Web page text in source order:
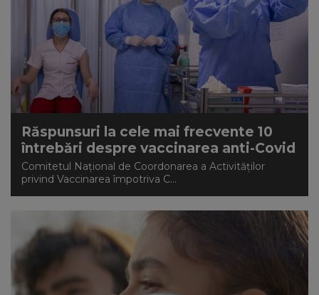
Răspunsuri la cele mai frecvente 10
întrebări despre vaccinarea anti-Covid
Comitetul Național de Coordonarea a Activităților
privind Vaccinarea împotriva C...